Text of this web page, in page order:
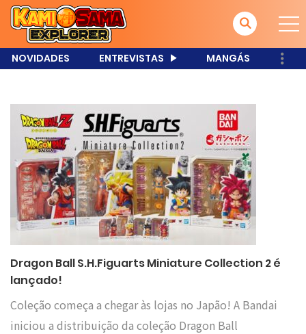
NOVIDADES ENTREVISTAS MANGÁS
Dragon Ball S.H.Figuarts Miniature Collection 2 é
lançado!
Coleção começa a chegar às lojas no Japão! A Bandai
iniciou a distribuição da coleção Dragon Ball